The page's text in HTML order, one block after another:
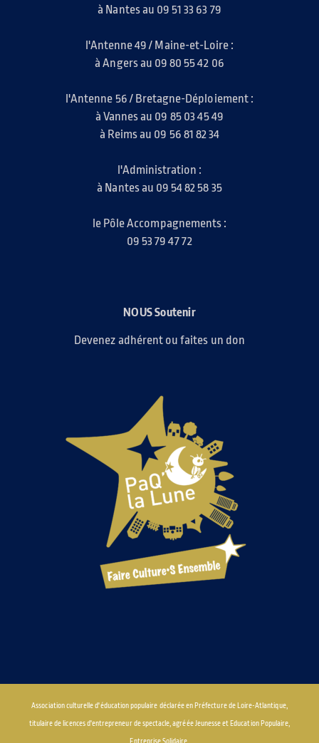
à Nantes au 09 51 33 63 79
l'Antenne 49 / Maine-et-Loire :
à Angers au 09 80 55 42 06
l'Antenne 56 / Bretagne-Déploiement :
à Vannes au 09 85 03 45 49
à Reims au 09 56 81 82 34
l'Administration :
à Nantes au 09 54 82 58 35
le Pôle Accompagnements :
09 53 79 47 72
NOUS Soutenir
Devenez adhérent ou faites un don
Association culturelle d'éducation populaire déclarée en Préfecture de Loire-Atlantique,
titulaire de licences d'entrepreneur de spectacle, agréée Jeunesse et Education Populaire,